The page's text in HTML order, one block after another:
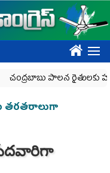
????
పాలన రైతులకు హానికరం
తరతరాలుగా
పేదవారిగా